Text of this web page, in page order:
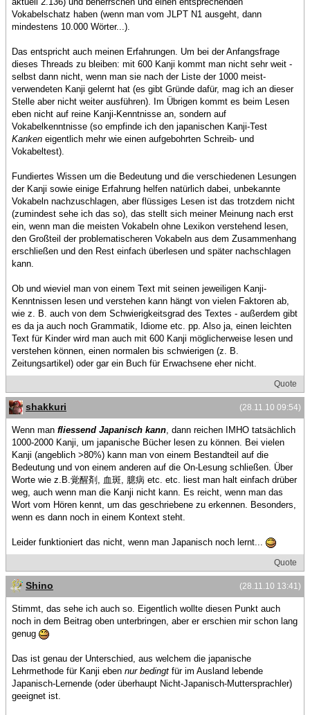
Vokabelschatz haben (wenn man vom JLPT N1 ausgeht, dann
mindestens 10.000 Wörter...).
Das entspricht auch meinen Erfahrungen. Um bei der Anfangsfrage
dieses Threads zu bleiben: mit 600 Kanji kommt man nicht sehr weit -
selbst dann nicht, wenn man sie nach der Liste der 1000 meist-
verwendeten Kanji gelernt hat (es gibt Gründe dafür, mag ich an dieser
Stelle aber nicht weiter ausführen). Im Übrigen kommt es beim Lesen
eben nicht auf reine Kanji-Kenntnisse an, sondern auf
Vokabelkenntnisse (so empfinde ich den japanischen Kanji-Test
Kanken eigentlich mehr wie einen aufgebohrten Schreib- und
Vokabeltest).
Fundiertes Wissen um die Bedeutung und die verschiedenen Lesungen
der Kanji sowie einige Erfahrung helfen natürlich dabei, unbekannte
Vokabeln nachzuschlagen, aber flüssiges Lesen ist das trotzdem nicht
(zumindest sehe ich das so), das stellt sich meiner Meinung nach erst
ein, wenn man die meisten Vokabeln ohne Lexikon verstehend lesen,
den Großteil der problematischeren Vokabeln aus dem Zusammenhang
erschließen und den Rest einfach überlesen und später nachschlagen
kann.
Ob und wieviel man von einem Text mit seinen jeweiligen Kanji-
Kenntnissen lesen und verstehen kann hängt von vielen Faktoren ab,
wie z. B. auch von dem Schwierigkeitsgrad des Textes - außerdem gibt
es da ja auch noch Grammatik, Idiome etc. pp. Also ja, einen leichten
Text für Kinder wird man auch mit 600 Kanji möglicherweise lesen und
verstehen können, einen normalen bis schwierigen (z. B.
Zeitungsartikel) oder gar ein Buch für Erwachsene eher nicht.
Quote
(28.11.10 09:54)
shakkuri
Wenn man fliessend Japanisch kann , dann reichen IMHO tatsächlich
1000-2000 Kanji, um japanische Bücher lesen zu können. Bei vielen
Kanji (angeblich >80%) kann man von einem Bestandteil auf die
Bedeutung und von einem anderen auf die On-Lesung schließen. Über
Worte wie z.B.覚醒剤, 血斑, 臆病 etc. etc. liest man halt einfach drüber
weg, auch wenn man die Kanji nicht kann. Es reicht, wenn man das
Wort vom Hören kennt, um das geschriebene zu erkennen. Besonders,
wenn es dann noch in einem Kontext steht.
Leider funktioniert das nicht, wenn man Japanisch noch lernt...
Quote
(28.11.10 13:41)
Shino
Stimmt, das sehe ich auch so. Eigentlich wollte diesen Punkt auch
noch in dem Beitrag oben unterbringen, aber er erschien mir schon lang
genug
Das ist genau der Unterschied, aus welchem die japanische
Lehrmethode für Kanji eben nur bedingt für im Ausland lebende
Japanisch-Lernende (oder überhaupt Nicht-Japanisch-Muttersprachler)
geeignet ist.